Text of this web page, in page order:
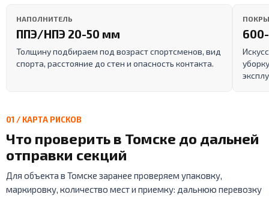
НАПОЛНИТЕЛЬ
ППЭ/НПЭ 20-50 мм
Толщину подбираем под возраст спортсменов, вид
спорта, расстояние до стен и опасность контакта.
01 / КАРТА РИСКОВ
Что проверить в Томске до дальней
отправки секций
Для объекта в Томске заранее проверяем упаковку,
маркировку, количество мест и приемку: дальнюю перевозку